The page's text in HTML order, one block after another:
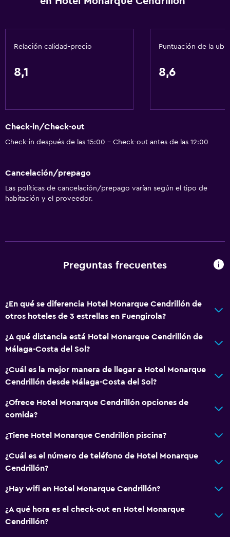
Wifi gratis
Internet
Aire acondicionado
Artículos de aseo gratis
Baño
Aseo
Terraza
Terraza/patio
Jardín
Restaurante
Bar de tapas
Sistema de entretenimiento
TV por cable o vía satélite
Lavandería
Relación calidad-precio
8,1
Puntuación de la
8,6
Check-in/Check-out
Check-in después de las 15:00 - Check-out antes de las 12:00
Cancelación/prepago
Las políticas de cancelación/prepago varían según el tipo de
habitación y el proveedor.
Preguntas frecuentes
¿En qué se diferencia Hotel Monarque Cendrillón de
otros hoteles de 3 estrellas en Fuengirola?
¿A qué distancia está Hotel Monarque Cendrillón de
Málaga-Costa del Sol?
¿Cuál es la mejor manera de llegar a Hotel Monarque
Cendrillón desde Málaga-Costa del Sol?
¿Ofrece Hotel Monarque Cendrillón opciones de
comida?
¿Tiene Hotel Monarque Cendrillón piscina?
¿Cuál es el número de teléfono de Hotel Monarque
Cendrillón?
¿Hay wifi en Hotel Monarque Cendrillón?
¿A qué hora es el check-out en Hotel Monarque
Cendrillón?